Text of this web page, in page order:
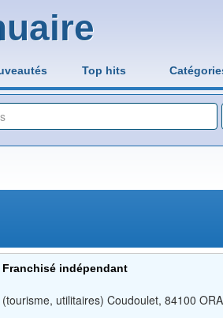
Top hits
indépendant
utilitaires) Coudoulet, 84100